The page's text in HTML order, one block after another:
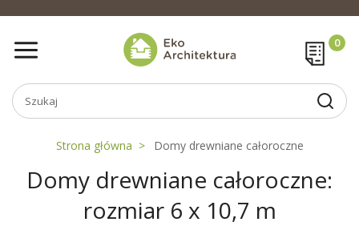
Strona główna Domy drewniane całoroczne
Domy drewniane całoroczne:
rozmiar 6 x 10,7 m